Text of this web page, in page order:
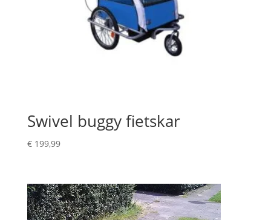
Swivel buggy fietskar
€199,99